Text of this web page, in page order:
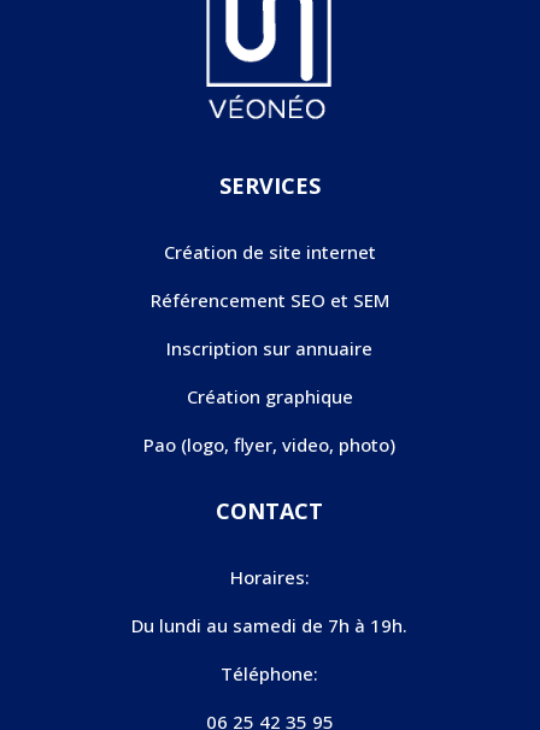
SERVICES
Création de site internet
Référencement SEO et SEM
Inscription sur annuaire
Création graphique
Pao (logo, flyer, video, photo)
CONTACT
Horaires:
Du lundi au samedi de 7h à 19h.
Téléphone:
06 25 42 35 95